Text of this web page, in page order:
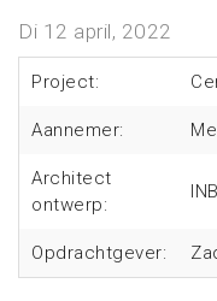
Di 12 april, 2022
Project:
Aannemer:
Architect
ontwerp:
Opdrachtgever: